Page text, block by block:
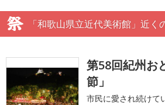
「和歌山県立近代美術館」近く
第58回紀州お
節」
市民に愛され続けて